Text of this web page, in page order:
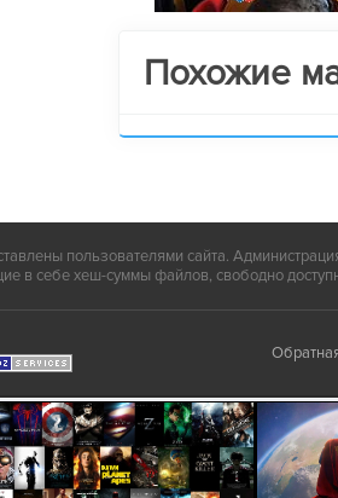
Похожие
пользователями сайта.
в себе хеш-суммы файлов, свободно